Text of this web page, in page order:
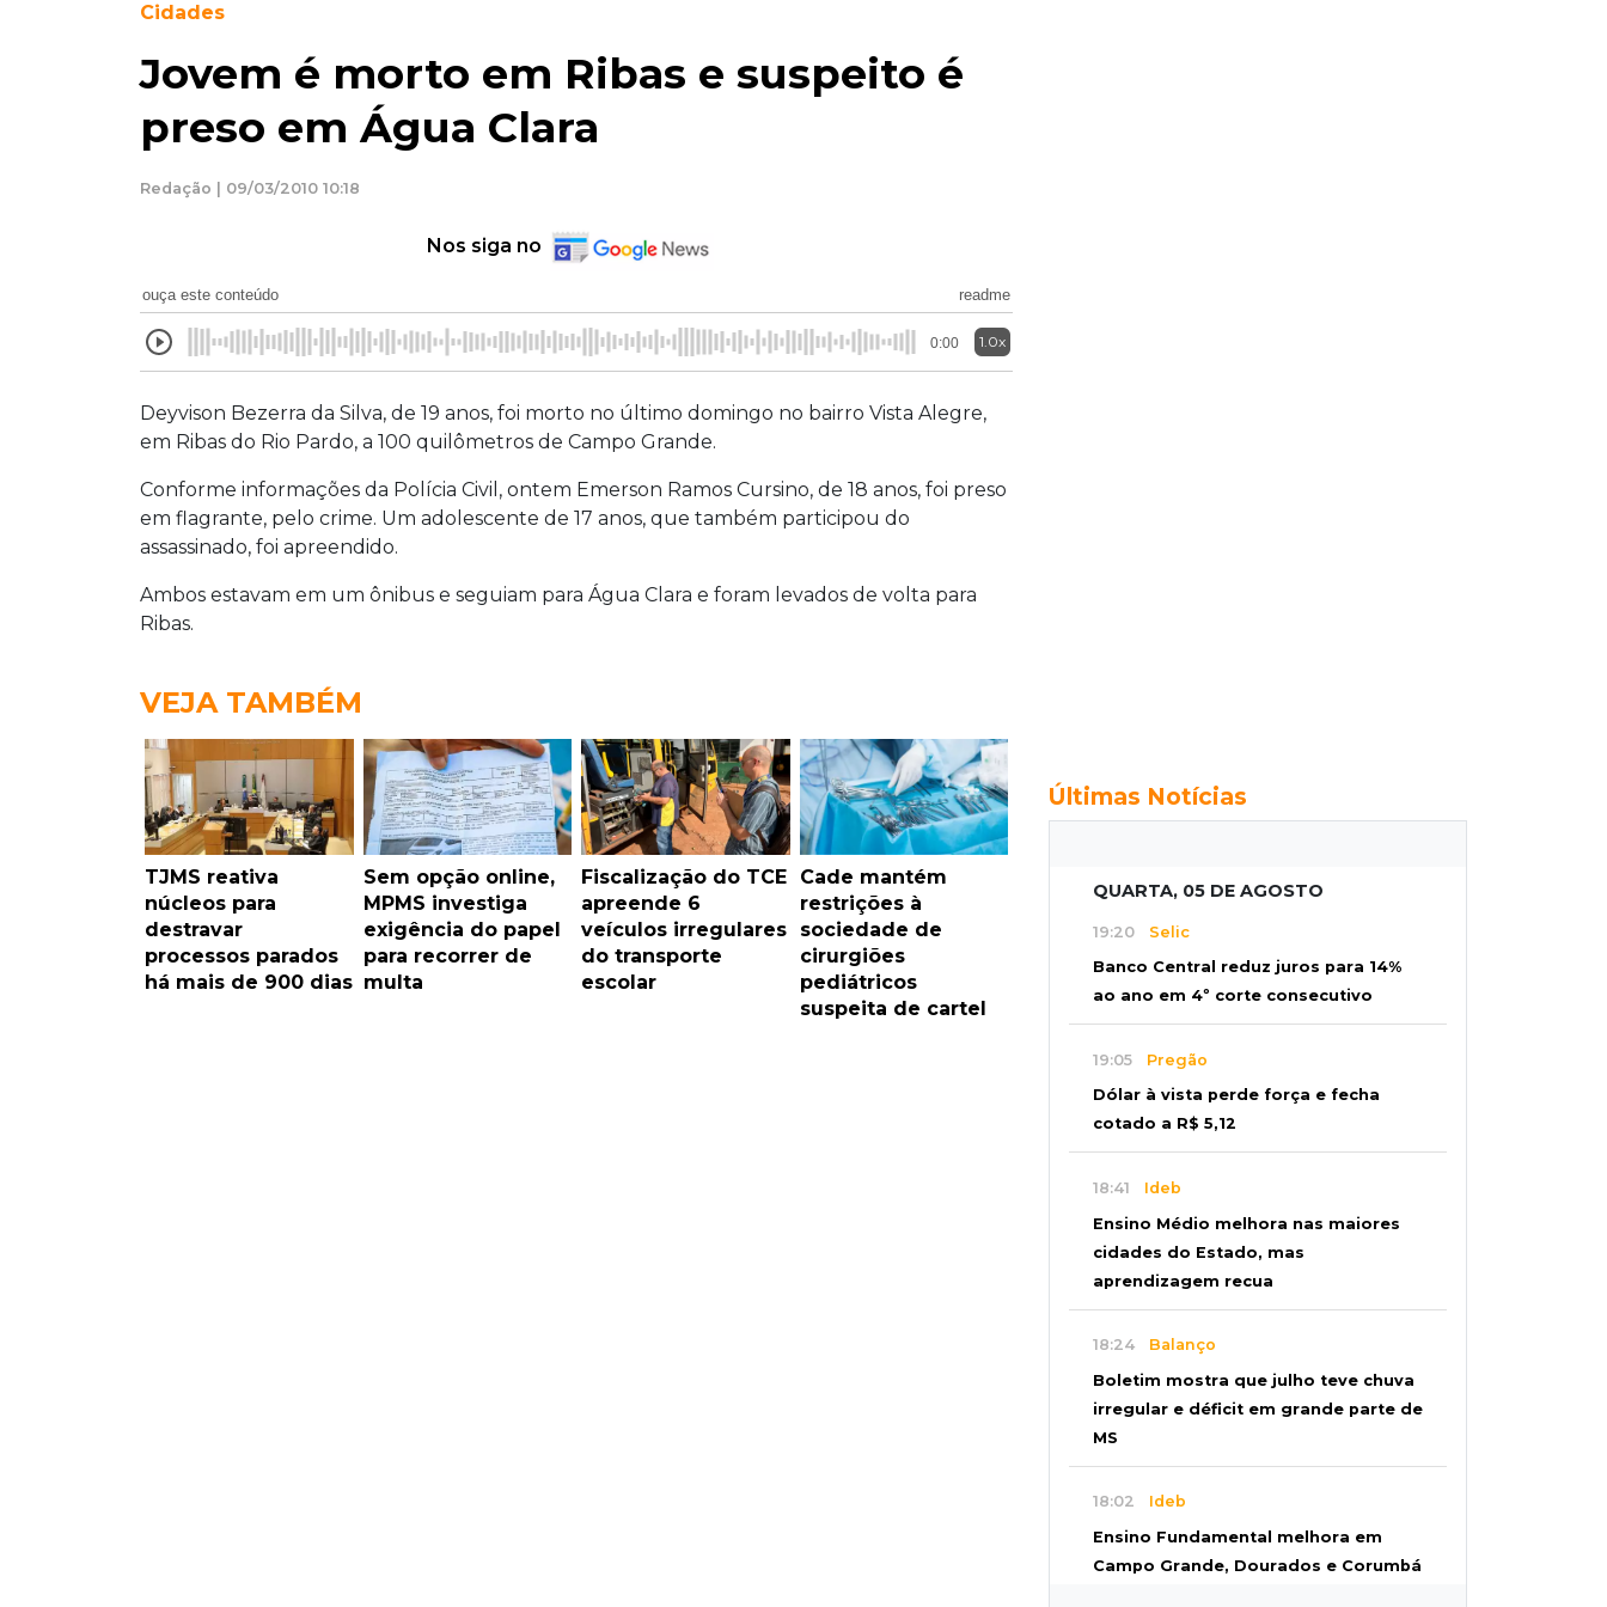
Cidades
Jovem é morto em Ribas e suspeito é
preso em Água Clara
Redação | 09/03/2010 10:18
Nos siga no
ouça este conteúdo readme
0:00 1.0x
Deyvison Bezerra da Silva, de 19 anos, foi morto no último domingo no bairro Vista Alegre,
em Ribas do Rio Pardo, a 100 quilômetros de Campo Grande.
Conforme informações da Polícia Civil, ontem Emerson Ramos Cursino, de 18 anos, foi preso
em flagrante, pelo crime. Um adolescente de 17 anos, que também participou do
assassinado, foi apreendido.
Ambos estavam em um ônibus e seguiam para Água Clara e foram levados de volta para
Ribas.
VEJA TAMBÉM
TJMS reativa
núcleos para
destravar
processos parados
há mais de 900 dias
Sem opção online,
MPMS investiga
exigência do papel
para recorrer de
multa
Fiscalização do TCE
apreende 6
veículos irregulares
do transporte
escolar
Cade mantém
restrições à
sociedade de
cirurgiões
pediátricos
suspeita de cartel
Últimas Notícias
QUARTA, 05 DE AGOSTO
19:20 Selic
Banco Central reduz juros para 14%
ao ano em 4º corte consecutivo
19:05 Pregão
Dólar à vista perde força e fecha
cotado a R$ 5,12
18:41 Ideb
Ensino Médio melhora nas maiores
cidades do Estado, mas
aprendizagem recua
18:24 Balanço
Boletim mostra que julho teve chuva
irregular e déficit em grande parte de
MS
18:02 Ideb
Ensino Fundamental melhora em
Campo Grande, Dourados e Corumbá